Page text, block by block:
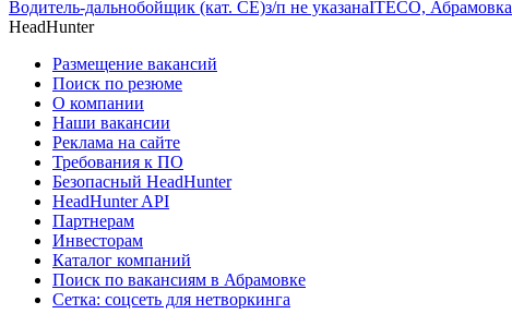
Водитель-дальнобойщик (кат. CE)з/п не указанаITECO, Абрамовка
HeadHunter
Размещение вакансий
Поиск по резюме
О компании
Наши вакансии
Реклама на сайте
Требования к ПО
Безопасный HeadHunter
HeadHunter API
Партнерам
Инвесторам
Каталог компаний
Поиск по вакансиям в Абрамовке
Сетка: соцсеть для нетворкинга